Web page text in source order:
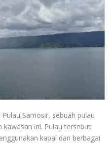
Samosir, sebuah pulau
kawasan ini. Pulau tersebut
kapal dari berbagai